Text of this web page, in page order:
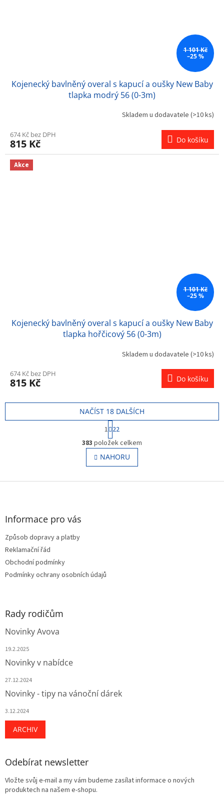
1 101 Kč
–25 %
Kojenecký bavlněný overal s kapucí a oušky New Baby
tlapka modrý 56 (0-3m)
Skladem u dodavatele (>10 ks)
674 Kč bez DPH
815 Kč Do košíku
Akce
1 101 Kč
–25 %
Kojenecký bavlněný overal s kapucí a oušky New Baby
tlapka hořčicový 56 (0-3m)
Skladem u dodavatele (>10 ks)
674 Kč bez DPH
815 Kč Do košíku
O
v
l
á
NAČÍST 18 DALŠÍCH
S
t
r
á
n
k
v
1 22
383 položek celkem
NAHORU
Z
Informace pro vás
Způsob dopravy a platby
Reklamační řád
Obchodní podmínky
Podmínky ochrany osobních údajů
Rady rodičům
Novinky Avova
19.2.2025
Novinky v nabídce
27.12.2024
Novinky - tipy na vánoční dárek
3.12.2024
ARCHIV
Odebírat newsletter
Vložte svůj e-mail a my vám budeme zasílat informace o nových
produktech na našem e-shopu.